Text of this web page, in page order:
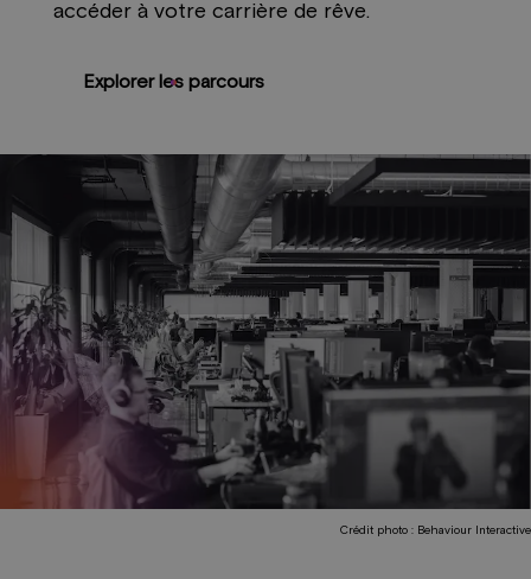
accéder à votre carrière de rêve.
Explorer les parcours
Crédit photo : Behaviour Interactive